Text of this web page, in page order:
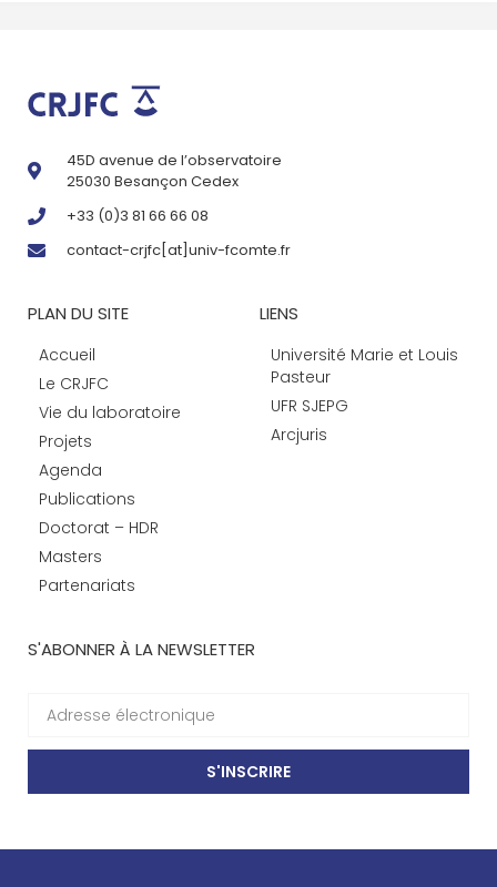
45D avenue de l’observatoire
25030 Besançon Cedex
+33 (0)3 81 66 66 08
contact-crjfc[at]univ-fcomte.fr
PLAN DU SITE
Accueil
Le CRJFC
Vie du laboratoire
Projets
Agenda
Publications
Doctorat – HDR
Masters
Partenariats
LIENS
Université Marie et Louis
Pasteur
UFR SJEPG
Arcjuris
S'ABONNER À LA NEWSLETTER
S'INSCRIRE